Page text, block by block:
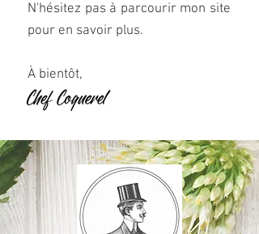
N'hésitez pas à parcourir mon site
pour en savoir plus.
À bientôt,